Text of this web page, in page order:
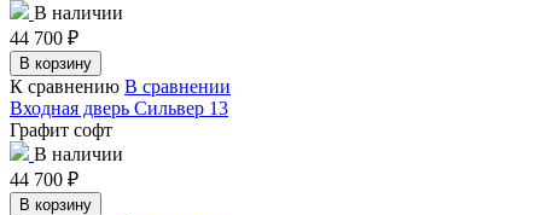
В наличии
44 700 ₽
В корзину
К сравнению В сравнении
Входная дверь Сильвер 13
Графит софт
В наличии
44 700 ₽
В корзину